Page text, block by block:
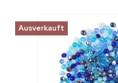
Ausverkauft